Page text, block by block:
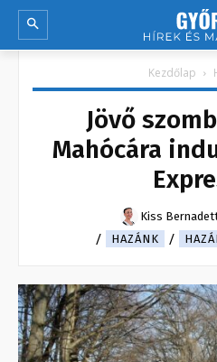
Kezdőlap
Jövő
Mahócára
Kiss
HAZÁNK